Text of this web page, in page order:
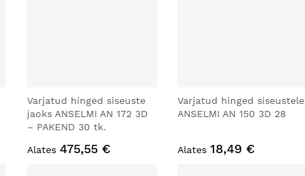
Varjatud hinged siseuste
jaoks ANSELMI AN 172 3D
– PAKEND 30 tk.
Alates 475,55 €
Varjatud hinged siseustele
ANSELMI AN 150 3D 28
Alates 18,49 €